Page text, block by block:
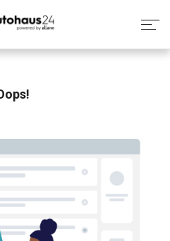
Inzahlungnahme